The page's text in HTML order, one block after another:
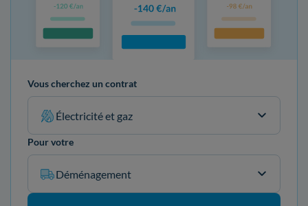
Vous cherchez un contrat
Électricité et gaz
Pour votre
Déménagement